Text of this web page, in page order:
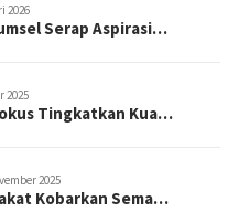
2026
Serap Aspirasi…
2025
Tingkatkan Kua…
2025
Kobarkan Sema…